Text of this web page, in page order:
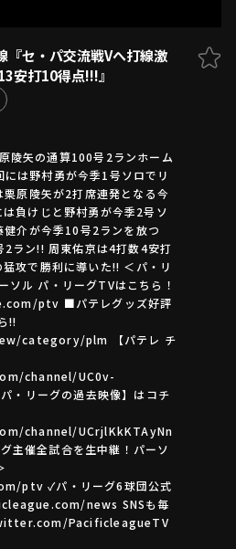
ァイターズ
ンイーグルス
ズ
ンズ
ァローズ
ホークス
プライバシーポリシー
『セ・パ交流戦Vへ打線激
安打10得点!!!』
陵矢の通算100号2ランホーム
は野村勇が今季1号ソロでリ
原陵矢が2打席連発となる今
負けじと野村勇が今季2号ソ
介が今季10号2ランを放つ
2ラン!! 周東佑京は4打数4安打
攻で勝利に導いた!! ＜パ・リ
ソル パ・リーグTVはこちら！
ptv ■パテレグッズ好評
!!
category/plm 【パテレ チ
channel/UC0v-
リーグの過去映像】はコチ
channel/UCrjlKkKTAyNn
催全試合を生中継！パーソ
ptv ✓パ・リーグ6球団公式
news SNSも毎
PacificleagueTV